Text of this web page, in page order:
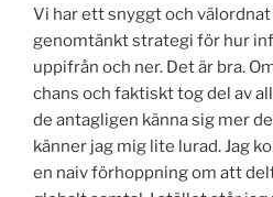
Vi har ett snyggt och
genomtänkt strategi för hur
uppifrån och ner. Det är bra.
chans och faktiskt tog del av
de antagligen känna sig mer
känner jag mig lite lurad. Jag
en naiv förhoppning om att